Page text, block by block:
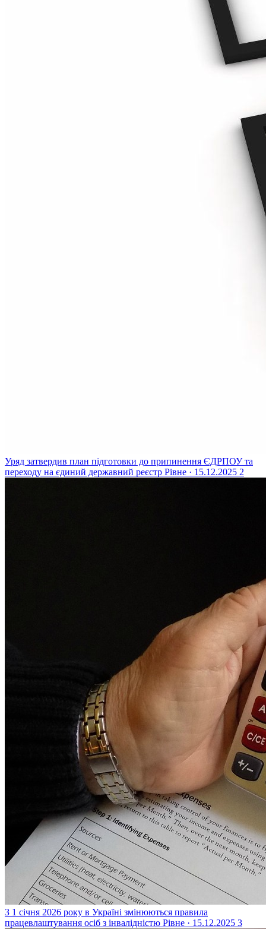
Уряд затвердив план підготовки до припинення ЄДРПОУ та
переходу на єдиний державний реєстр Рівне · 15.12.2025 2
З 1 січня 2026 року в Україні змінюються правила
працевлаштування осіб з інвалідністю Рівне · 15.12.2025 3